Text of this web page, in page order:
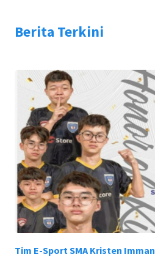
Berita Terkini
Tim E-Sport SMA Kristen